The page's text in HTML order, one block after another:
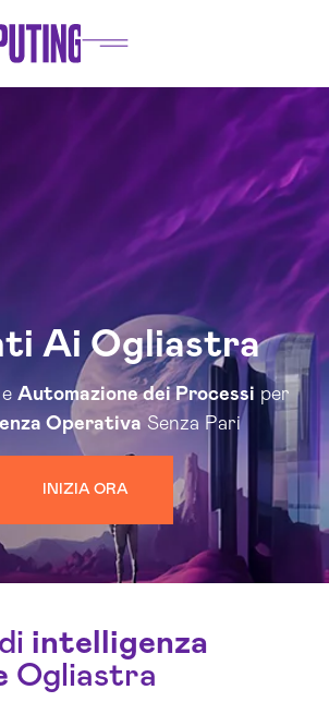
Ai Ogliastra
e Automazione dei Processi per
Operativa Senza Pari
INIZIA ORA
intelligenza
Ogliastra